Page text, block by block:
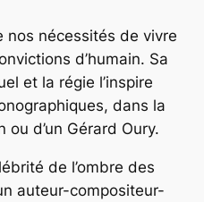
nos nécessités de vivre
d’humain. Sa
et la régie l’inspire
dans la
ou d’un Gérard Oury.
de l’ombre des
auteur-compositeur-